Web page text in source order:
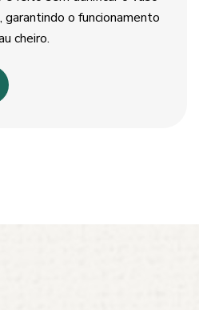
garantindo o funcionamento
cheiro.